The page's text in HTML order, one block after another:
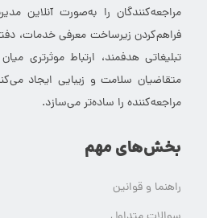
مراجعه‌کنندگان را به‌صورت آنلاین
فراهم‌کردن زیرساخت معرفی خدمات،
تبلیغاتی هدفمند، ارتباط موثرتری
متقاضیان سلامت و زیبایی ایجاد
مراجعه‌کننده را ساده‌تر می‌سازد.
بخش‌های مهم
راهنما و قوانین